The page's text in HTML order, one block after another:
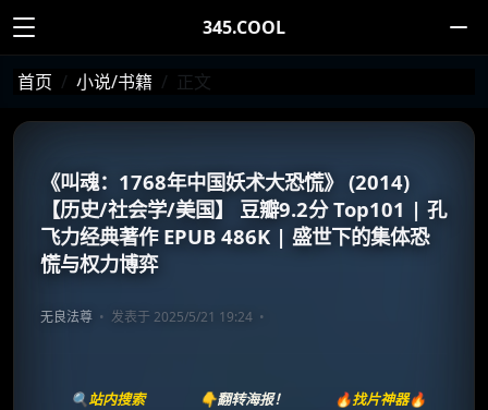
345.COOL
首页 小说/书籍 正文
《叫魂：1768年中国妖术大恐慌》 (2014)
【历史/社会学/美国】 豆瓣9.2分 Top101 | 孔
飞力经典著作 EPUB 486K | 盛世下的集体恐
慌与权力博弈
无良法尊 发表于 2025/5/21 19:24
🔍站内搜索 👇翻转海报！ 🔥找片神器🔥